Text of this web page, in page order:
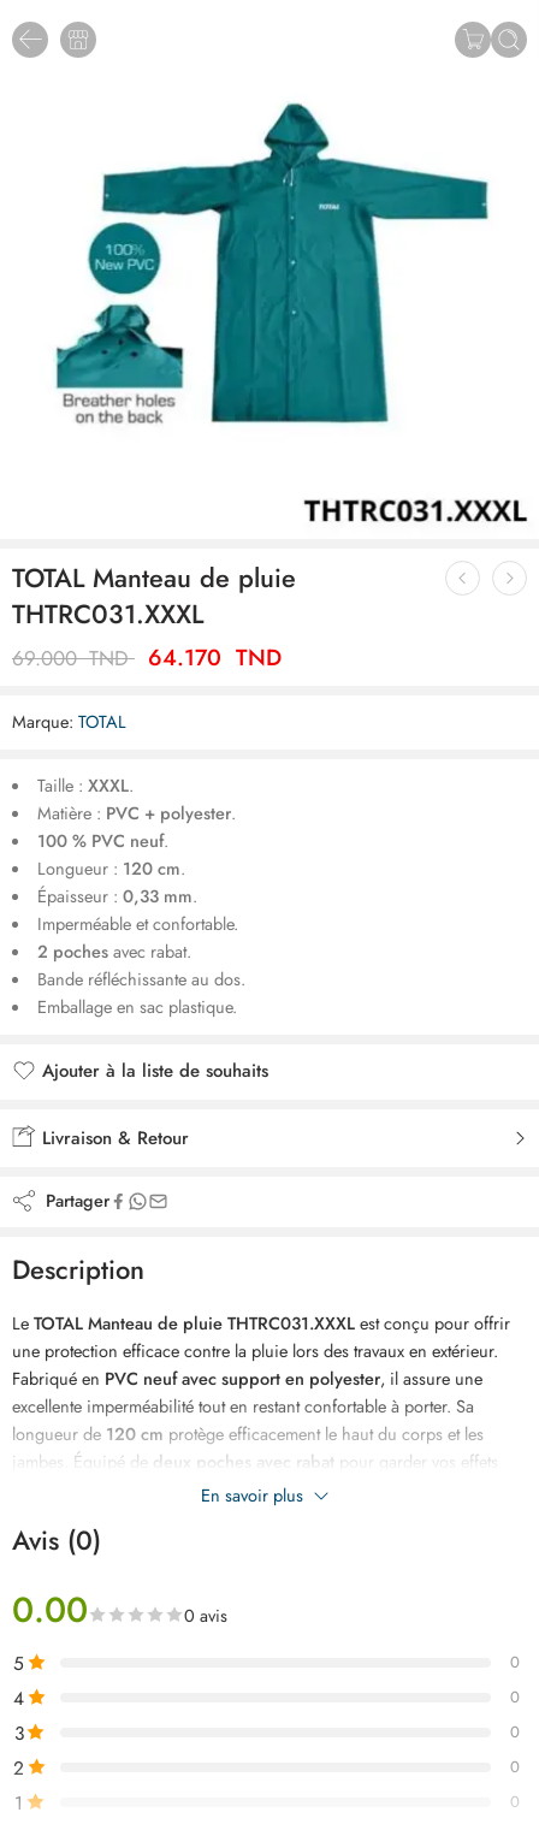
TOTAL Manteau de pluie
THTRC031.XXXL
69.000TND 64.170 TND
Marque: TOTAL
Taille : XXXL.
Matière : PVC + polyester.
100 % PVC neuf.
Longueur : 120 cm.
Épaisseur : 0,33 mm.
Imperméable et confortable.
2 pochesavec rabat.
Bande réfléchissante au dos.
Emballage en sac plastique.
Ajouter à la liste de souhaits
Livraison & Retour
Partager
Description
LeTOTAL Manteau de pluie THTRC031.XXXLest conçu pour offrir
une protection efficace contre la pluie lors des travaux en extérieur.
Fabriqué en PVC neuf avec support en polyester, il assure une
excellente imperméabilité tout en restant confortable à porter. Sa
longueur de 120 cm protège efficacement le haut du corps et les
jambes. Équipé de deux poches avec rabat pour garder vos effets
personnels au sec et d’unebande réfléchissante au dos
BTP, de l’industrie, de l’agriculture ou les particuliers. Robuste et
disponible au meilleur prix en Tunisie.
En savoir plus
Avis (0)
0.00 0 avis
5 0
4 0
3 0
2 0
1 0